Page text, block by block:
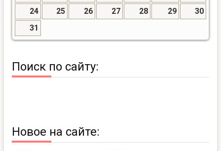
24
25 26 27 28 29
30
31
Поиск по сайту:
Новое на сайте: